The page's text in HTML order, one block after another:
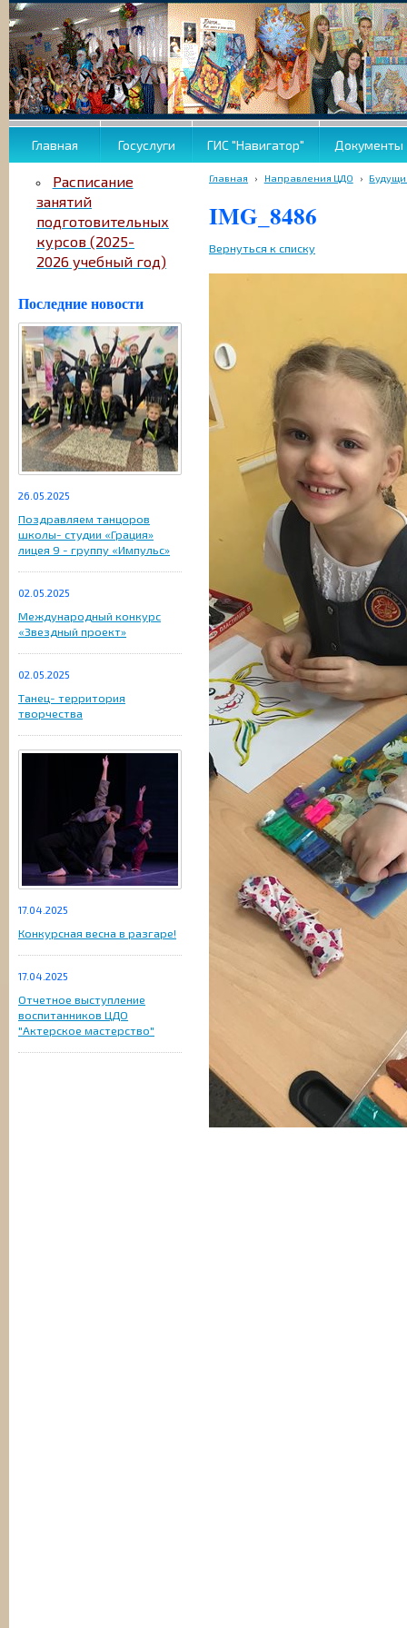
Главная Госуслуги ГИС "Навигатор" Документы
Расписание
занятий
подготовительных
курсов (2025-
2026 учебный год)
Последние новости
26.05.2025
Поздравляем танцоров
школы- студии «Грация»
лицея 9 - группу «Импульс»
02.05.2025
Международный конкурс
«Звездный проект»
02.05.2025
Танец- территория
творчества
17.04.2025
Конкурсная весна в разгаре!
17.04.2025
Отчетное выступление
воспитанников ЦДО
"Актерское мастерство"
Главная › Направления ЦДО ›
IMG_8486
Вернуться к списку